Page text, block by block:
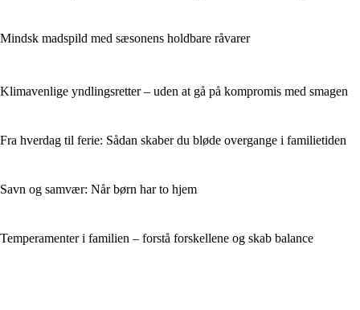
Mindsk madspild med sæsonens holdbare råvarer
Klimavenlige yndlingsretter – uden at gå på kompromis med smagen
Fra hverdag til ferie: Sådan skaber du bløde overgange i familietiden
Savn og samvær: Når børn har to hjem
Temperamenter i familien – forstå forskellene og skab balance